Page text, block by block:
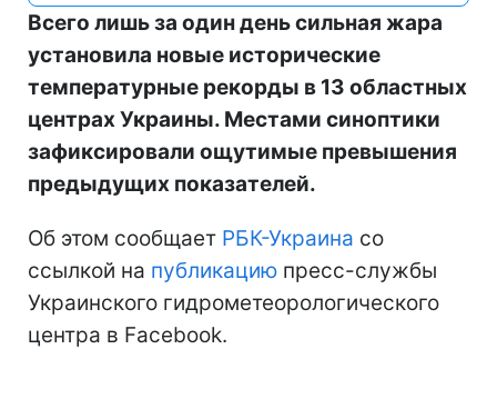
Всего лишь за один день сильная жара
установила новые исторические
температурные рекорды в 13 областных
центрах Украины. Местами синоптики
зафиксировали ощутимые превышения
предыдущих показателей.
Об этом сообщает РБК-Украина со
ссылкой на публикацию пресс-службы
Украинского гидрометеорологического
центра в Facebook.